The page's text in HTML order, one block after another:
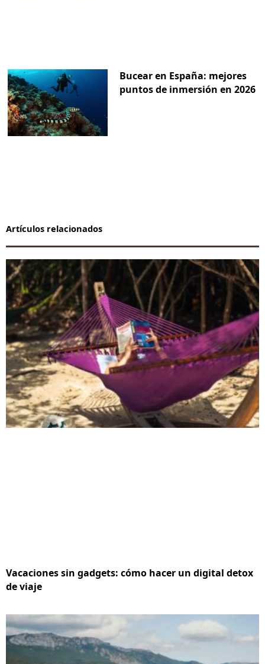
Bucear en España: mejores
puntos de inmersión en 2026
Artículos relacionados
Vacaciones sin gadgets: cómo hacer un digital detox
de viaje